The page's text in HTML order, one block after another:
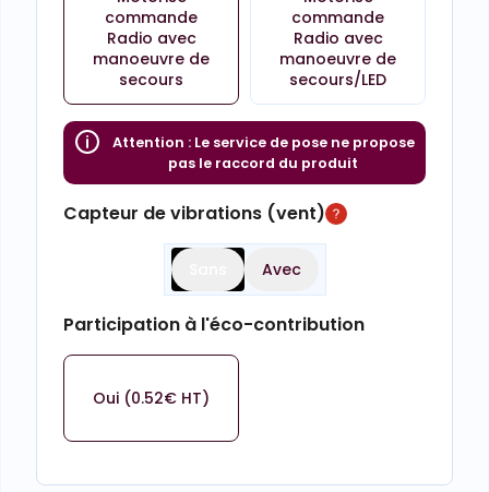
commande
Radio avec
manoeuvre de
secours
commande
Radio avec
manoeuvre de
secours/LED
Attention : Le service de pose ne propose
pas le raccord du produit
Capteur de vibrations (vent)
Avec
Participation à l'éco-contribution
Oui (0.52€ HT)